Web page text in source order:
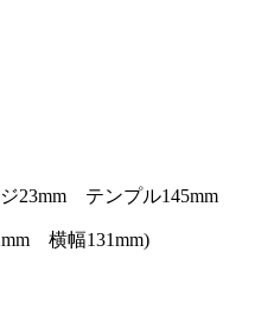
23mm テンプル145mm
横幅131mm)